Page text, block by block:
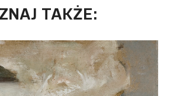
TAKŻE: